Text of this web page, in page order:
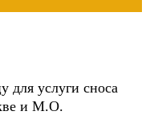
для услуги сноса
и М.О.